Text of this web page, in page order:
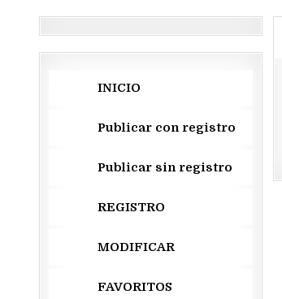
INICIO
Publicar con registro
Publicar sin registro
REGISTRO
MODIFICAR
FAVORITOS